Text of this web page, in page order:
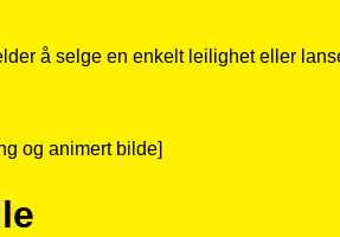
å selge en enkelt leilighet eller
og animert bilde]